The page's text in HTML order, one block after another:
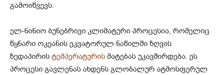
გამოიწვევს.
ელ-ნინიო ბუნებრივი კლიმატური პროცესია, რომელიც
წყნარი ოკეანის ეკვატორულ ნაწილში ზღვის
ზედაპირის ტემპერატურის მატებას უკავშირდება. ეს
პროცესი გავლენას ახდენს გლობალურ ატმოსფერულ